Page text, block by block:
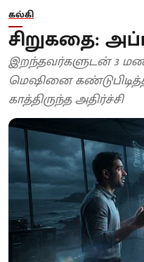
கல்கி
சிறுகதை:
இறந்தவர்களுடன் 3
மெஷினை
காத்திருந்த அதிர்ச்சி